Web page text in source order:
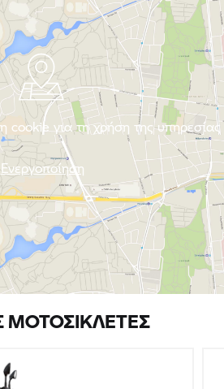
cookie για τη χρήση της υπηρεσίας
Ενεργοποίηση
ΜΟΤΟΣΙΚΛΈΤΕΣ